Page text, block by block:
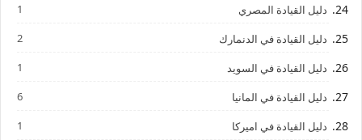
دليل القيادة المصري 1
دليل القيادة في الدنمارك 2
دليل القيادة في السويد 1
دليل القيادة في المانيا 6
دليل القيادة في اميركا 1